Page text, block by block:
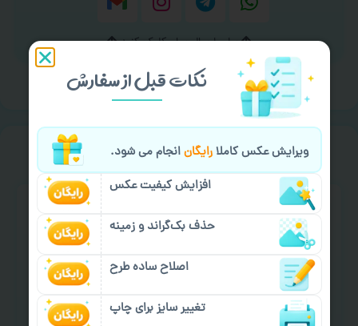
برای ارسال پیام کلیک کنید
خیالت راحت ازسفارش گیری
سفارش گیری آنلاین چاپ عمده و فوری
نکات قبل از سفارش
ویرایش عکس کاملارایگانانجام می شود.
افزایش کیفیت عکس
حذف بک‌گراند و زمینه
اصلاح ساده طرح
تغییر سایز برای چاپ